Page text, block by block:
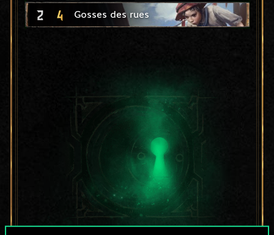
2 4 Gosses des rues